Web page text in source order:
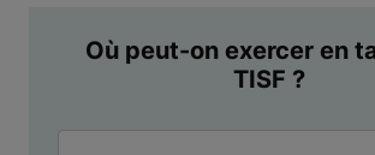
Où peut-on exercer en
TISF ?